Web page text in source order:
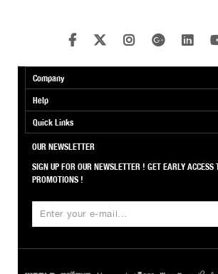
Company
Help
Quick Links
OUR NEWSLETTER
SIGN UP FOR OUR NEWSLETTER ! GET EARLY ACCESS
PROMOTIONS !